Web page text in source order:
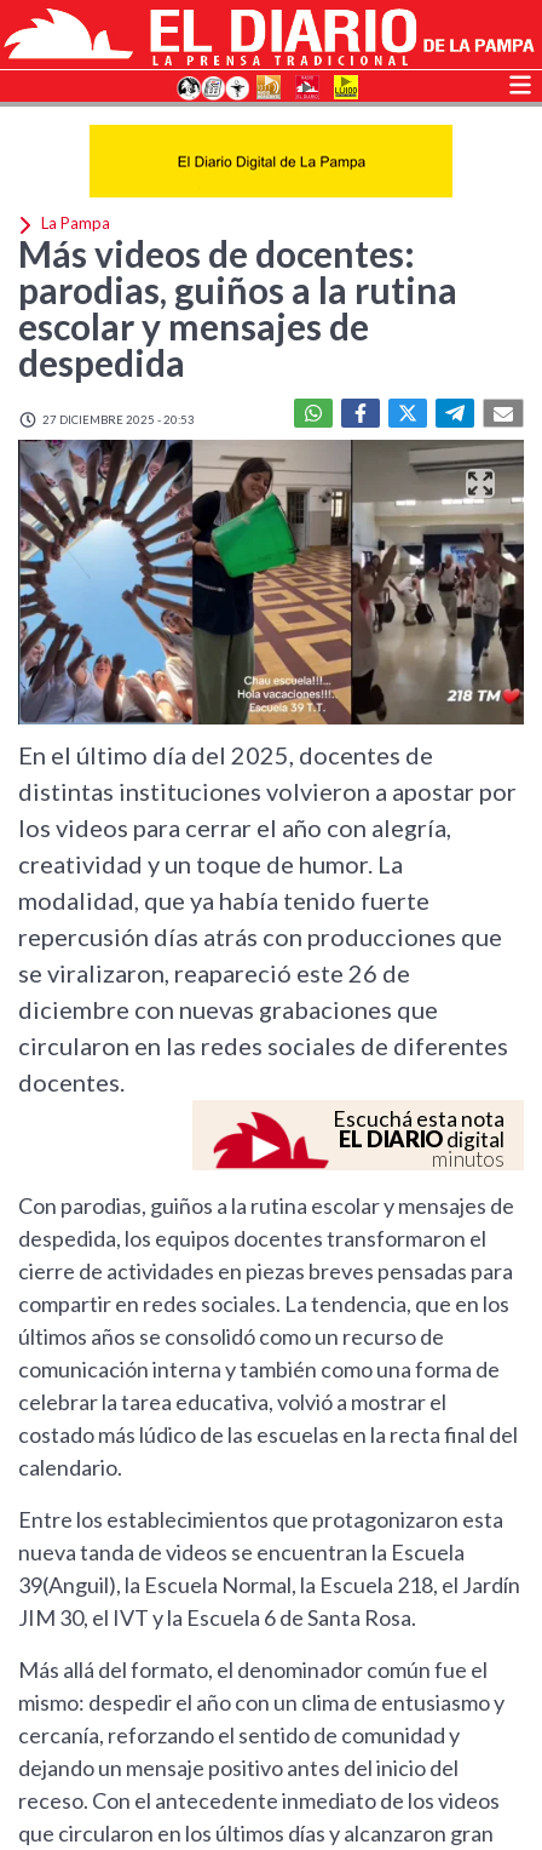
La Pampa
Más videos de docentes:
parodias, guiños a la rutina
escolar y mensajes de
despedida
27 DICIEMBRE 2025 - 20:53
En el último día del 2025, docentes de
distintas instituciones volvieron a apostar por
los videos para cerrar el año con alegría,
creatividad y un toque de humor. La
modalidad, que ya había tenido fuerte
repercusión días atrás con producciones que
se viralizaron, reapareció este 26 de
diciembre con nuevas grabaciones que
circularon en las redes sociales de diferentes
docentes.
Escuchá esta nota
EL DIARIOdigital
minutos
Con parodias, guiños a la rutina escolar y mensajes de
despedida, los equipos docentes transformaron el
cierre de actividades en piezas breves pensadas para
compartir en redes sociales. La tendencia, que en los
últimos años se consolidó como un recurso de
comunicación interna y también como una forma de
celebrar la tarea educativa, volvió a mostrar el
costado más lúdico de las escuelas en la recta final del
calendario.
Entre los establecimientos que protagonizaron esta
nueva tanda de videos se encuentran la Escuela
39(Anguil), la Escuela Normal, la Escuela 218, el Jardín
JIM 30, el IVT y la Escuela 6 de Santa Rosa.
Más allá del formato, el denominador común fue el
mismo: despedir el año con un clima de entusiasmo y
cercanía, reforzando el sentido de comunidad y
dejando un mensaje positivo antes del inicio del
receso. Con el antecedente inmediato de los videos
que circularon en los últimos días y alcanzaron gran